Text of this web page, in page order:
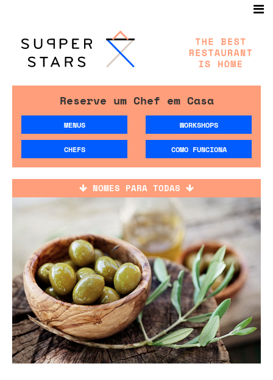
Reserve um Chef em Casa
MENUS WORKSHOPS
CHEFS COMO FUNCIONA
NOMES PARA TODAS